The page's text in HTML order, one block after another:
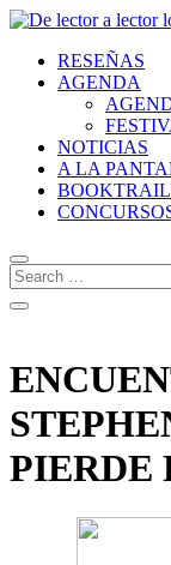
RESEÑAS
AGENDA
NOTICIAS
A LA
PIERDE